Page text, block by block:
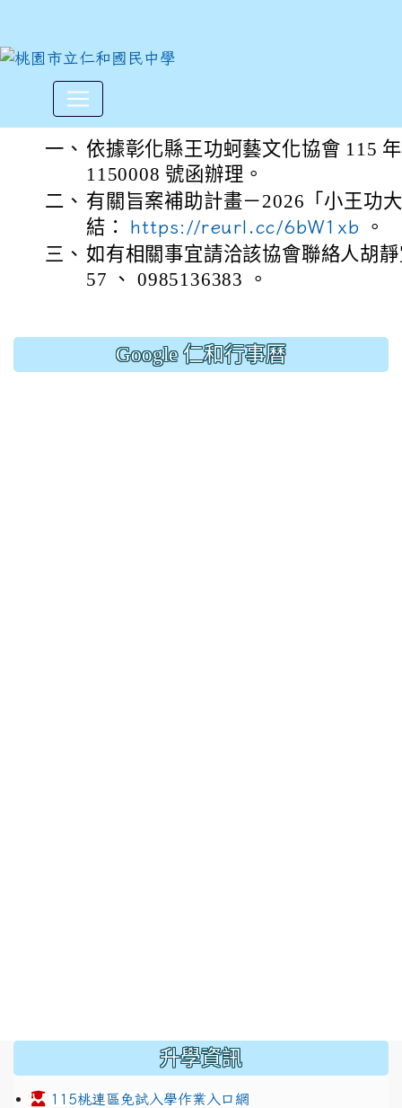
彰化縣王功蚵藝文化協會
一、 依據彰化縣王功蚵藝文化協會 115
1150008 號函辦理。
二、 有關旨案補助計畫－2026「小王功
結： https://reurl.cc/6bW1xb
。
三、 如有相關事宜請洽該協會聯絡人胡
57 、 0985136383 。
Google 仁和行事曆
升學資訊
115桃連區免試入學作業入口網